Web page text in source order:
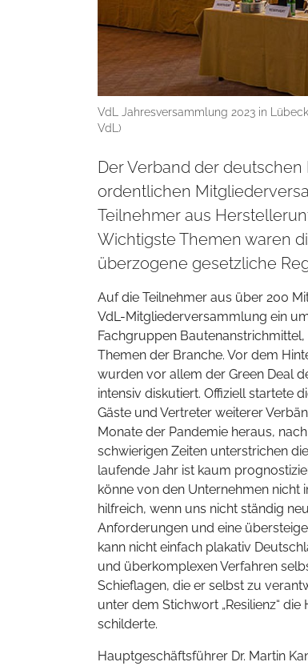
VdL Jahresversammlung 2023 in
VdL)
Der Verband der
ordentlichen
Teilnehmer aus
Wichtigste Themen waren
überzogene gesetzliche
Auf die Teilnehmer aus über 200
VdL-Mitgliederversammlung ein
Fachgruppen
Themen der Branche. Vor dem
wurden vor allem der Green Deal
intensiv diskutiert. Offiziell startete
Gäste und Vertreter weiterer
Monate der Pandemie heraus,
schwierigen Zeiten unterstrichen
laufende Jahr ist kaum
könne von den Unternehmen nicht
hilfreich, wenn uns nicht ständig
Anforderungen und eine
kann nicht einfach plakativ
und überkomplexen Verfahren
Schieflagen, die er selbst zu
unter dem Stichwort „Resilienz“
schilderte.
Hauptgeschäftsführer Dr. Martin